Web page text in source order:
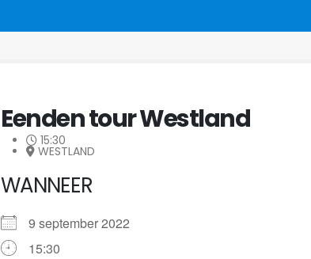
Eenden tour Westland
15:30
WESTLAND
WANNEER
9 september 2022
15:30